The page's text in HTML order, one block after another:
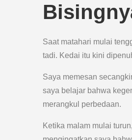
Saat matahari mulai
tadi. Kedai itu kini
Saya memesan
saya belajar bahwa
merangkul perbedaan.
Ketika malam mulai